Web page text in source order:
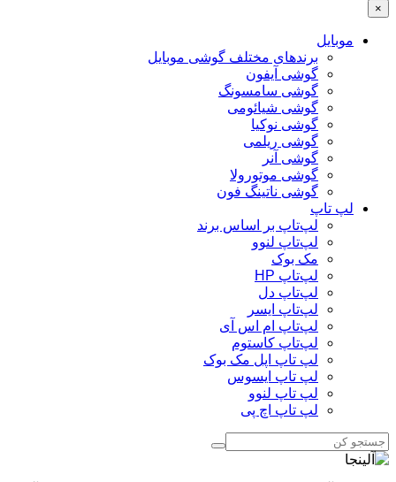
×
موبایل
برندهای مختلف گوشی موبایل
گوشی آیفون
گوشی سامسونگ
گوشی شیائومی
گوشی نوکیا
گوشی ریلمی
گوشی آنر
گوشی موتورولا
گوشی ناتینگ فون
لپ تاپ
لپ‌تاپ بر اساس برند
لپ‌تاپ لنوو
مک بوک
لپ‌تاپ HP
لپ‌تاپ دل
لپ‌تاپ ایسر
لپ‌تاپ ام اس آی
لپ‌تاپ کاستوم
لپ تاپ اپل مک بوک
لپ تاپ ایسوس
لپ تاپ لنوو
لپ تاپ اچ پی